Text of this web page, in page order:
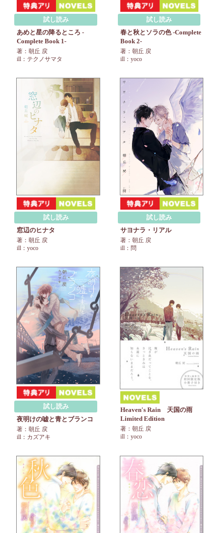
試し読み
あめと星の降るところ -
Complete Book 1-
著：朝丘 戻
ill：テクノサマタ
試し読み
春と秋とソラの色 -Complete
Book 2-
著：朝丘 戻
ill：yoco
試し読み
窓辺のヒナタ
著：朝丘 戻
ill：yoco
試し読み
サヨナラ・リアル
著：朝丘 戻
ill：問
試し読み
夜明けの嘘と青とブランコ
著：朝丘 戻
ill：カズアキ
Heaven's Rain 天国の雨
Limited Edition
著：朝丘 戻
ill：yoco